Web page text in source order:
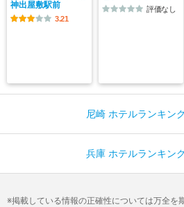
神出屋敷駅前
3.21
評価なし
尼崎 ホテルランキン
兵庫 ホテルランキン
掲載している情報の正確性については万全を